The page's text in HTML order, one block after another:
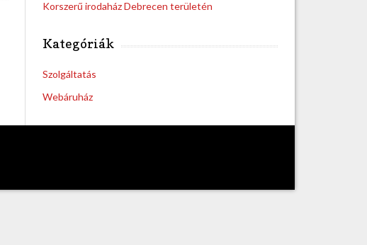
Korszerű irodaház Debrecen területén
Kategóriák
Szolgáltatás
Webáruház